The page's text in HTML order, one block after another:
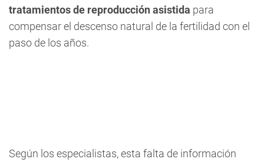
tratamientos de reproducción asistida para
compensar el descenso natural de la fertilidad con el
paso de los años.
Según los especialistas, esta falta de información